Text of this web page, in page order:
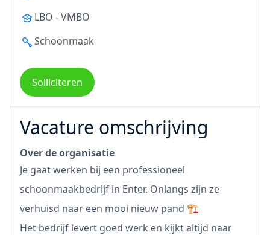
LBO - VMBO
Schoonmaak
Solliciteren
Vacature omschrijving
Over de organisatie
Je gaat werken bij een professioneel
schoonmaakbedrijf in Enter. Onlangs zijn ze
verhuisd naar een mooi nieuw pand 🏗️
Het bedrijf levert goed werk en kijkt altijd naar